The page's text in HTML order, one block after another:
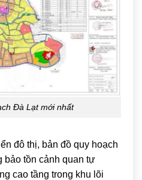
Đà Lạt mới nhất
đô thị, bản đồ quy hoạch
bảo tồn cảnh quan tự
cao tầng trong khu lõi